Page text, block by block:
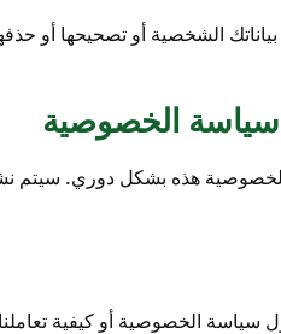
الشخصية أو تصحيحها أو
سياسة الخصوصية
هذه بشكل دوري. سيتم
سياسة الخصوصية أو كيفية